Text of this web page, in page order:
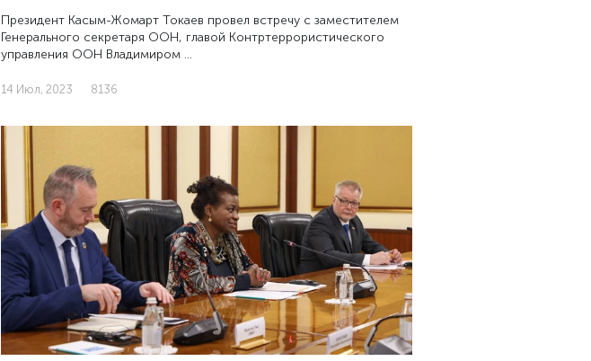
Президент Касым-Жомарт Токаев провел встречу с заместителем
Генерального секретаря ООН, главой Контртеррористического
управления ООН Владимиром …
14 Июл, 2023 8136